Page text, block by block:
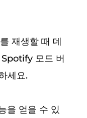
재생할 때 데
모드 버
세요.
을 얻을 수 있